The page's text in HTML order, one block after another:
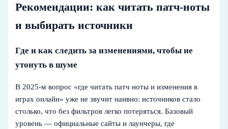
Рекомендации: как читать патч-ноты
и выбирать источники
Где и как следить за изменениями, чтобы не
утонуть в шуме
В 2025‑м вопрос «где читать патч ноты и изменения в
играх онлайн» уже не звучит наивно: источников стало
столько, что без фильтров легко потеряться. Базовый
уровень — официальные сайты и лаунчеры, где